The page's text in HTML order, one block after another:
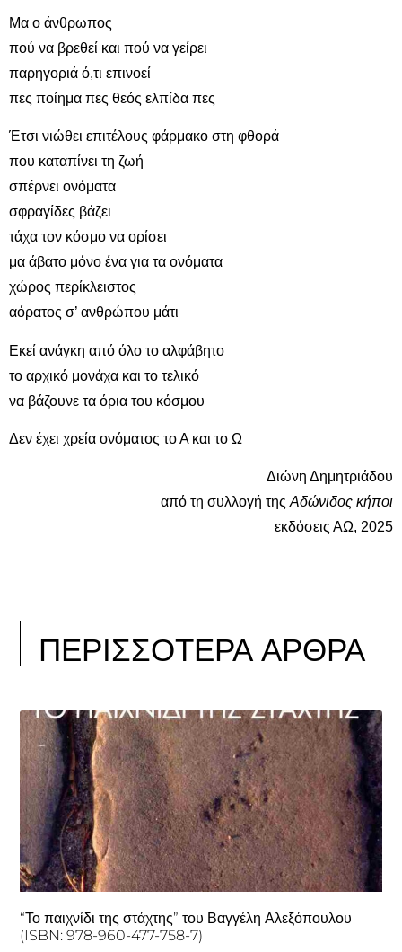
Μα ο άνθρωπος
πού να βρεθεί και πού να γείρει
παρηγοριά ό,τι επινοεί
πες ποίημα πες θεός ελπίδα πες
Έτσι νιώθει επιτέλους φάρμακο στη φθορά
που καταπίνει τη ζωή
σπέρνει ονόματα
σφραγίδες βάζει
τάχα τον κόσμο να ορίσει
μα άβατο μόνο ένα για τα ονόματα
χώρος περίκλειστος
αόρατος σ’ ανθρώπου μάτι
Εκεί ανάγκη από όλο το αλφάβητο
το αρχικό μονάχα και το τελικό
να βάζουνε τα όρια του κόσμου
Δεν έχει χρεία ονόματος το Α και το Ω
Διώνη Δημητριάδου
από τη συλλογή τηςΑδώνιδος κήποι
εκδόσεις ΑΩ, 2025
ΠΕΡΙΣΣΟΤΕΡΑ ΑΡΘΡΑ
“Το παιχνίδι της στάχτης” του Βαγγέλη Αλεξόπουλου
(ISBN: 978-960-477-758-7)